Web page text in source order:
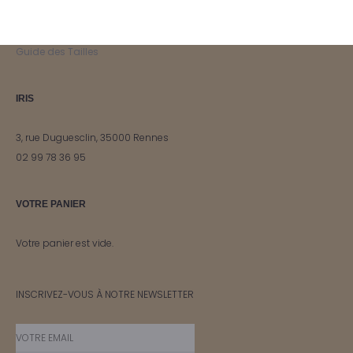
Guide des Tailles
IRIS
3, rue Duguesclin, 35000 Rennes
02 99 78 36 95
VOTRE PANIER
Votre panier est vide.
INSCRIVEZ-VOUS À NOTRE NEWSLETTER